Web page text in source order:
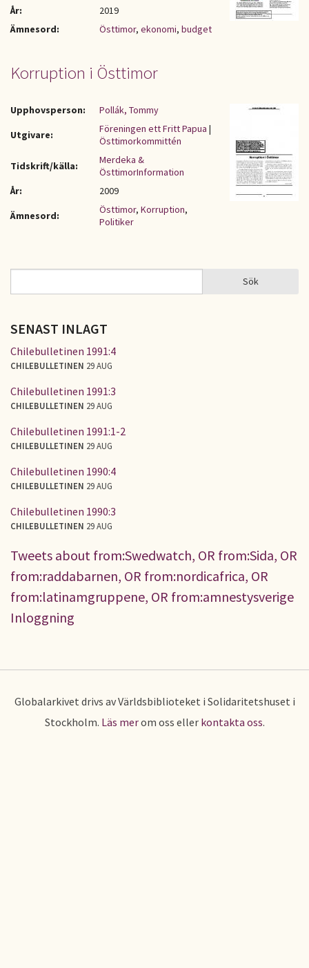
År:
2019
Ämnesord:
Östtimor, ekonomi, budget
Korruption i Östtimor
Upphovsperson:
Pollák, Tommy
Utgivare:
Föreningen ett Fritt Papua |
Östtimorkommittén
Tidskrift/källa:
Merdeka &
ÖsttimorInformation
År:
2009
Ämnesord:
Östtimor, Korruption,
Politiker
SÖKFORMULÄR Sök
SENAST INLAGT
Chilebulletinen 1991:4
CHILEBULLETINEN 29 AUG
Chilebulletinen 1991:3
CHILEBULLETINEN 29 AUG
Chilebulletinen 1991:1-2
CHILEBULLETINEN 29 AUG
Chilebulletinen 1990:4
CHILEBULLETINEN 29 AUG
Chilebulletinen 1990:3
CHILEBULLETINEN 29 AUG
Tweets about from:Swedwatch, OR from:Sida, OR
from:raddabarnen, OR from:nordicafrica, OR
from:latinamgruppene, OR from:amnestysverige
Inloggning
Globalarkivet drivs av Världsbiblioteket i Solidaritetshuset i
Stockholm. Läs merom oss eller kontakta oss.